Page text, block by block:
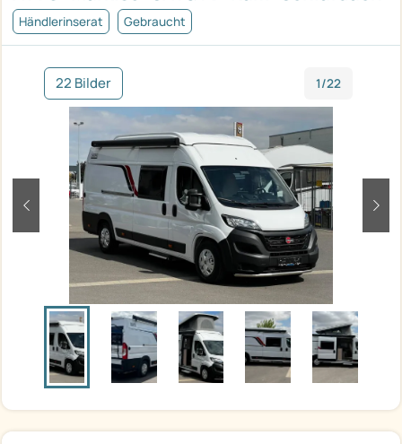
Händlerinserat Gebraucht
22 Bilder 1/22
zurück